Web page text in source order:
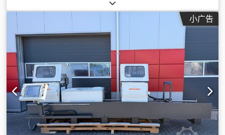
小广告